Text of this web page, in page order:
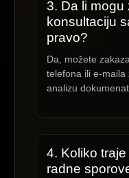
3. Da li mogu
konsultaciju
pravo?
Da, možete
telefona ili e-
analizu
4. Koliko
radne